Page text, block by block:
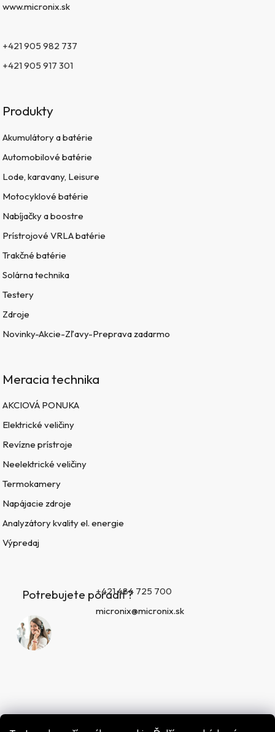
www.micronix.sk
+421 905 982 737
+421 905 917 301
Produkty
Akumulátory a batérie
Automobilové batérie
Lode, karavany, Leisure
Motocyklové batérie
Nabíjačky a boostre
Prístrojové VRLA batérie
Trakčné batérie
Solárna technika
Testery
Zdroje
Novinky-Akcie-Zľavy-Preprava zadarmo
Meracia technika
AKCIOVÁ PONUKA
Elektrické veličiny
Revízne prístroje
Neelektrické veličiny
Termokamery
Napájacie zdroje
Analyzátory kvality el. energie
Výpredaj
Potrebujete poradiť?+421 484 725 700
micronix@micronix.sk